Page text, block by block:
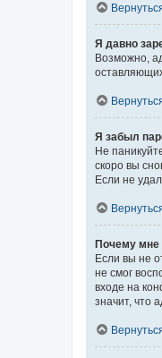
Я давно
Возможно,
Я забыл
Не
скоро вы
Если не
Почему мне
Если вы не
не смог
входе на
значит, что